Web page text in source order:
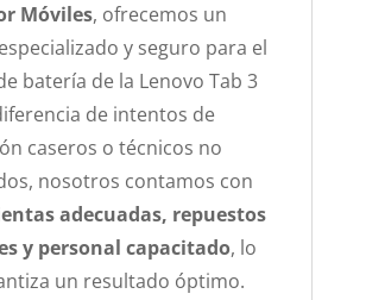
Móviles, ofrecemos un
y seguro para el
batería de la Lenovo Tab 3
de intentos de
caseros o técnicos no
nosotros contamos con
adecuadas, repuestos
y personal capacitado, lo
un resultado óptimo.